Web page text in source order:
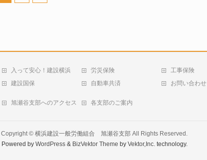
入って安心！建設横浜 労災保険 工事保険
建設国保
自動車共済 お問い合わせ
旭瀬谷支部へのアクセス
各支部のご案内
Copyright © 横浜建設一般労働組合 旭瀬谷支部 All Rights Reserved.
Powered by WordPress& BizVektor Theme by Vektor,Inc.technology.